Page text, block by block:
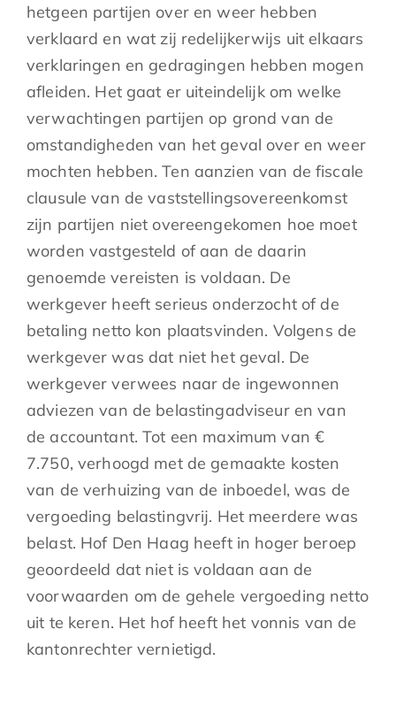
hetgeen partijen over en weer hebben
verklaard en wat zij redelijkerwijs uit elkaars
verklaringen en gedragingen hebben mogen
afleiden. Het gaat er uiteindelijk om welke
verwachtingen partijen op grond van de
omstandigheden van het geval over en weer
mochten hebben. Ten aanzien van de fiscale
clausule van de vaststellingsovereenkomst
zijn partijen niet overeengekomen hoe moet
worden vastgesteld of aan de daarin
genoemde vereisten is voldaan. De
werkgever heeft serieus onderzocht of de
betaling netto kon plaatsvinden. Volgens de
werkgever was dat niet het geval. De
werkgever verwees naar de ingewonnen
adviezen van de belastingadviseur en van
de accountant. Tot een maximum van €
7.750, verhoogd met de gemaakte kosten
van de verhuizing van de inboedel, was de
vergoeding belastingvrij. Het meerdere was
belast. Hof Den Haag heeft in hoger beroep
geoordeeld dat niet is voldaan aan de
voorwaarden om de gehele vergoeding netto
uit te keren. Het hof heeft het vonnis van de
kantonrechter vernietigd.